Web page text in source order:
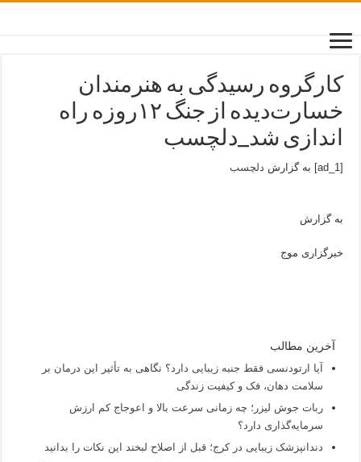
کارگروه رسیدگی به هنرمندان
خسارت‌دیده از جنگ ۱۲روزه راه
اندازی شد_دلچسب
[ad_1] به گزارش دلچسب
به گزارش
خبرگزاری موج
آخرین مطالب
آیا ارتودنسی فقط جنبه زیبایی دارد؟ نگاهی به تأثیر این درمان بر
سلامت دهان، فک و کیفیت زندگی
ربات جوش لیزر؛ چه زمانی سرعت بالا و اعوجاج کم ارزش
سرمایه‌گذاری دارد؟
دندانپزشک زیبایی در کرج؛ قبل از اصلاح لبخند این نکات را بدانید